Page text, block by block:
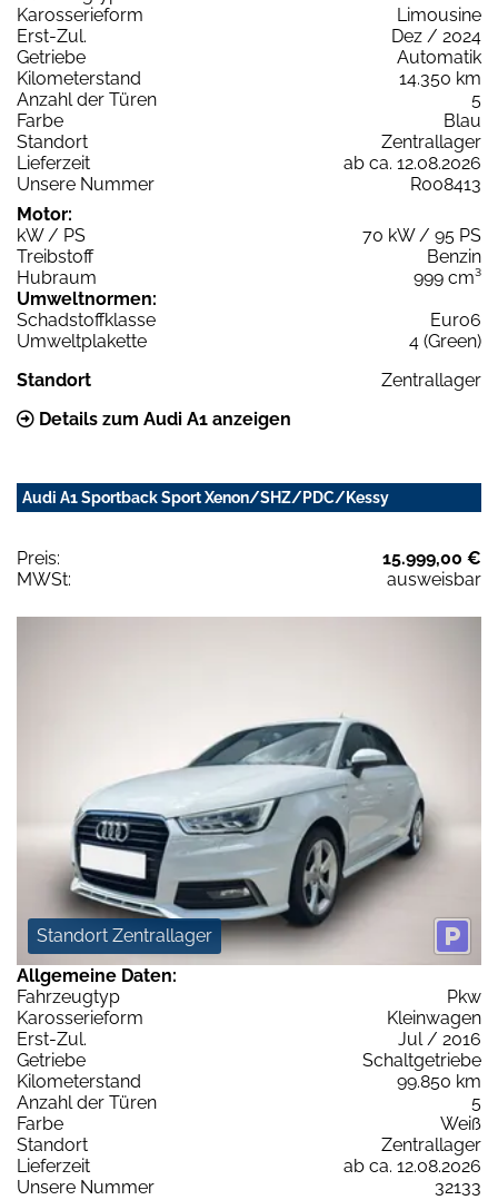
Karosserieform
Limousine
Erst-Zul.
Dez / 2024
Getriebe
Automatik
Kilometerstand
14.350 km
Anzahl der Türen
5
Farbe
Blau
Standort
Zentrallager
Lieferzeit
ab ca. 12.08.2026
Unsere Nummer
R008413
Motor:
kW / PS
70 kW / 95 PS
Treibstoff
Benzin
Hubraum
999 cm³
Umweltnormen:
Schadstoffklasse
Euro6
Umweltplakette
4 (Green)
Standort
Zentrallager
Details zum Audi A1 anzeigen
Audi A1 Sportback Sport Xenon/SHZ/PDC/Kessy
Preis:
15.999,00 €
MWSt:
ausweisbar
Standort Zentrallager
Allgemeine Daten:
Fahrzeugtyp
Pkw
Karosserieform
Kleinwagen
Erst-Zul.
Jul / 2016
Getriebe
Schaltgetriebe
Kilometerstand
99.850 km
Anzahl der Türen
5
Farbe
Weiß
Standort
Zentrallager
Lieferzeit
ab ca. 12.08.2026
Unsere Nummer
32133